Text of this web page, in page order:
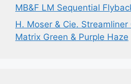
MB&F LM Sequential
H. Moser & Cie.
Matrix Green & Purple Haze